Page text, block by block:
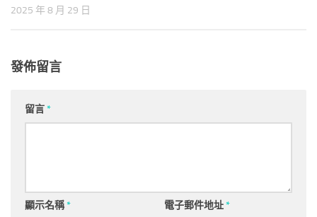
2025 年 8 月 29 日
發佈留言
留言*
顯示名稱* 電子郵件地址*